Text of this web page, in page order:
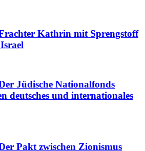
Kathrin mit Sprengstoff
Jüdische Nationalfonds
deutsches und internationales
Pakt zwischen Zionismus